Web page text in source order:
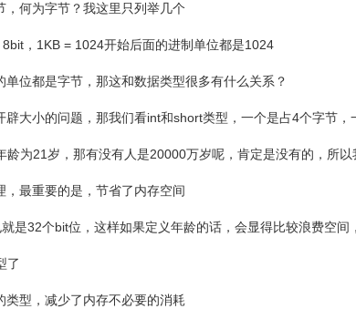
何为字节？我这里只列举几个
，1KB = 1024开始后面的进制单位都是1024
位都是字节，那这和数据类型很多有什么关系？
辟大小的问题，那我们看int和short类型，一个是占4个字节，
龄为21岁，那有没有人是20000万岁呢，肯定是没有的，所
最重要的是，节省了内存空间
是32个bit位，这样如果定义年龄的话，会显得比较浪费空
了
类型，减少了内存不必要的消耗